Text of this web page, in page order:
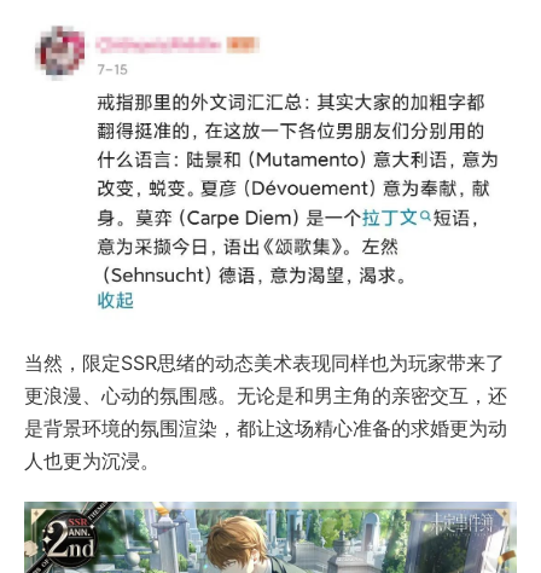
当然，限定SSR思绪的动态美术表现同样也为玩家带来了
更浪漫、心动的氛围感。无论是和男主角的亲密交互，还
是背景环境的氛围渲染，都让这场精心准备的求婚更为动
人也更为沉浸。